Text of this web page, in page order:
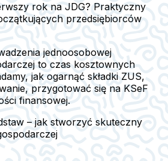
rok na JDG? Praktyczny
przedsiębiorców
jednoosobowej
to czas kosztownych
jak ogarnąć składki ZUS,
przygotować się na KSeF
finansowej.
– jak stworzyć skuteczny